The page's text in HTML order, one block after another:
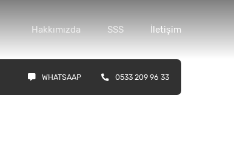
Hakkımızda SSS İletişim
WHATSAAP 0533 209 96 33